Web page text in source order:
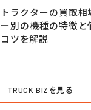
トラクターの買取
ー別の機種の特徴と
コツを解説
TRUCK BIZを見る